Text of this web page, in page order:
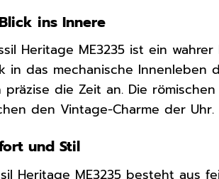
ins Innere
Heritage ME3235 ist ein
in das mechanische
die Zeit an. Die
den Vintage-Charme der Uhr.
und Stil
Heritage ME3235 besteht aus